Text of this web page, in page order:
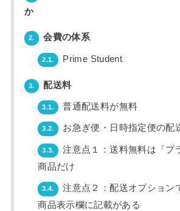
か
2. 会費の体系
2.1. Prime Student
3. 配送料
3.1. 普通配送料が無料
3.2. お急ぎ便・日時指定便の配
3.3.
注意点１：送料無料は「プ
商品だけ
3.4.
注意点２：配送オプション
商品表示欄に記載がある